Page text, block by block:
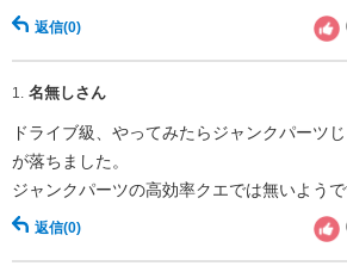
返信(0)
1. 名無しさん
ドライブ級、やってみたらジャンクパーツ
が落ちました。
ジャンクパーツの高効率クエでは無いよう
返信(0)